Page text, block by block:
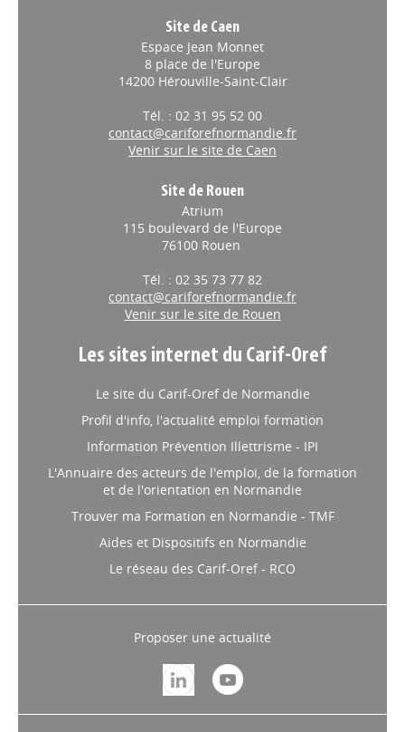
Site de Caen
Espace Jean Monnet
8 place de l'Europe
14200 Hérouville-Saint-Clair
Tél. : 02 31 95 52 00
contact@cariforefnormandie.fr
Venir sur le site de Caen
Site de Rouen
Atrium
115 boulevard de l'Europe
76100 Rouen
Tél. : 02 35 73 77 82
contact@cariforefnormandie.fr
Venir sur le site de Rouen
Les sites internet du Carif-Oref
Le site du Carif-Oref de Normandie
Profil d'info, l'actualité emploi formation
Information Prévention Illettrisme - IPI
L'Annuaire des acteurs de l'emploi, de la formation
et de l'orientation en Normandie
Trouver ma Formation en Normandie - TMF
Aides et Dispositifs en Normandie
Le réseau des Carif-Oref - RCO
Proposer une actualité